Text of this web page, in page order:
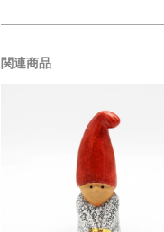
関連商品